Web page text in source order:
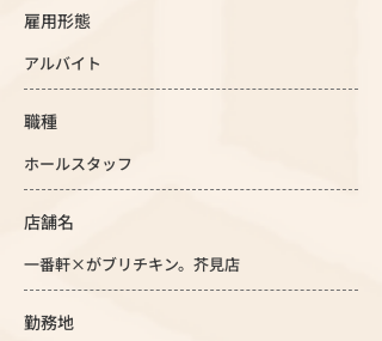
雇用形態
アルバイト
職種
ホールスタッフ
店舗名
一番軒×がブリチキン。芥見店
勤務地